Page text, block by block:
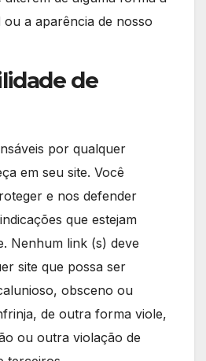
a aparência de nosso
de
por qualquer
em seu site. Você
e nos defender
que estejam
Nenhum link (s) deve
site que possa ser
obsceno ou
de outra forma viole,
ou outra violação de